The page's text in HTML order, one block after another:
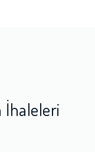
İhaleleri